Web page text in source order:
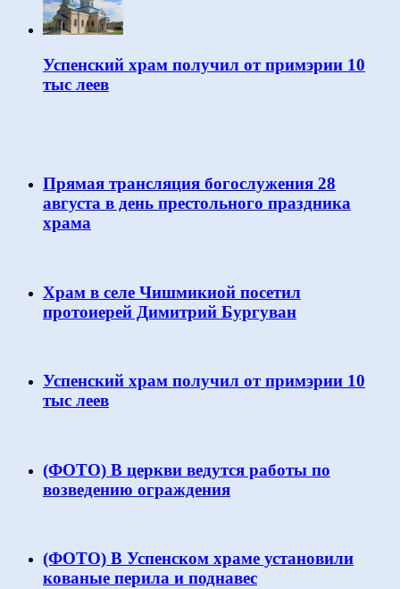
Успенский храм получил от примэрии 10
тыс леев
Прямая трансляция богослужения 28
августа в день престольного праздника
храма
Храм в селе Чишмикиой посетил
протоиерей Димитрий Бургуван
Успенский храм получил от примэрии 10
тыс леев
(ФОТО) В церкви ведутся работы по
возведению ограждения
(ФОТО) В Успенском храме установили
кованые перила и поднавес